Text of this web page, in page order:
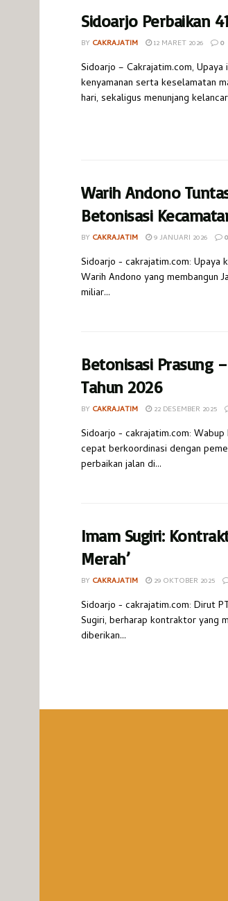
Sidoarjo Perbaikan
BY CAKRAJATIM 12 MARET 2026 0
Sidoarjo – Cakrajatim.com,
kenyamanan serta keselamatan
hari, sekaligus menunjang
Warih Andono
Betonisasi
BY CAKRAJATIM 9 JANUARI 2026 0
Sidoarjo - cakrajatim.com: Upaya
Warih Andono yang membangun
miliar...
Betonisasi Prasung
Tahun 2026
BY CAKRAJATIM 22 DESEMBER 2025
Sidoarjo - cakrajatim.com:
cepat berkoordinasi dengan
perbaikan jalan di...
Imam Sugiri:
Merah’
BY CAKRAJATIM 29 OKTOBER 2025
Sidoarjo - cakrajatim.com: Dirut
Sugiri, berharap kontraktor yang
diberikan...